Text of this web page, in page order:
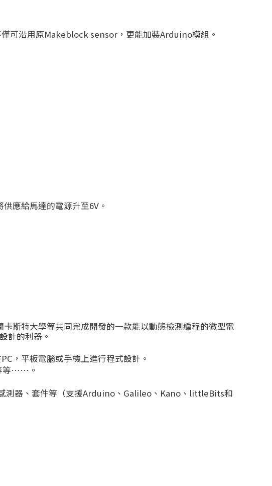
沿用原Makeblock sensor，更能加裝Arduino模組。
應給馬達的電源升至6V。
斯特大學等共同完成開發的一款能以動態檢測編程的微型電
計的利器。
，平板電腦或手機上進行程式設計。
等……。
測器、套件等（支援Arduino、Galileo、Kano、littleBits和